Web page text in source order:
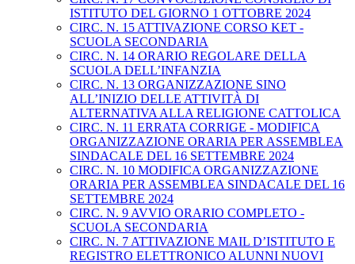
ISTITUTO DEL GIORNO 1 OTTOBRE 2024
CIRC. N. 15 ATTIVAZIONE CORSO KET -
SCUOLA SECONDARIA
CIRC. N. 14 ORARIO REGOLARE DELLA
SCUOLA DELL’INFANZIA
CIRC. N. 13 ORGANIZZAZIONE SINO
ALL’INIZIO DELLE ATTIVITÀ DI
ALTERNATIVA ALLA RELIGIONE CATTOLICA
CIRC. N. 11 ERRATA CORRIGE - MODIFICA
ORGANIZZAZIONE ORARIA PER ASSEMBLEA
SINDACALE DEL 16 SETTEMBRE 2024
CIRC. N. 10 MODIFICA ORGANIZZAZIONE
ORARIA PER ASSEMBLEA SINDACALE DEL 16
SETTEMBRE 2024
CIRC. N. 9 AVVIO ORARIO COMPLETO -
SCUOLA SECONDARIA
CIRC. N. 7 ATTIVAZIONE MAIL D’ISTITUTO E
REGISTRO ELETTRONICO ALUNNI NUOVI